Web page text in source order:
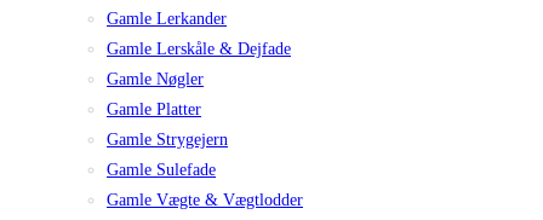
Gamle Lerkander
Gamle Lerskåle & Dejfade
Gamle Nøgler
Gamle Platter
Gamle Strygejern
Gamle Sulefade
Gamle Vægte & Vægtlodder